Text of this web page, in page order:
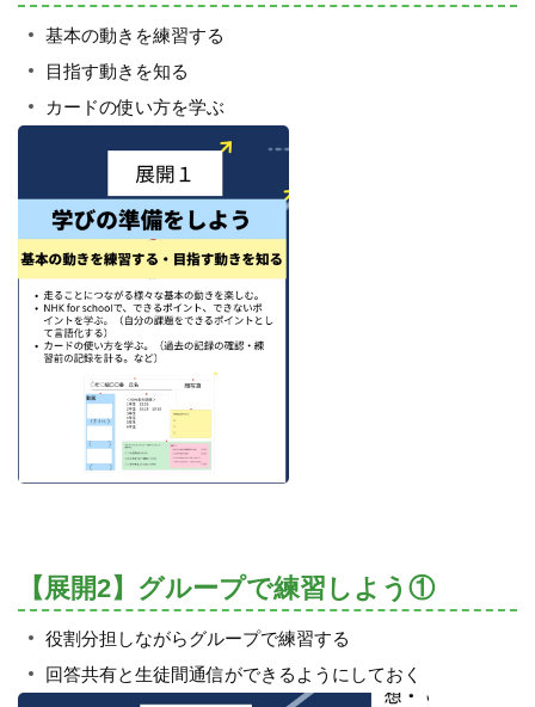
基本の動きを練習する
目指す動きを知る
カードの使い方を学ぶ
【展開2】グループで練習しよう①
役割分担しながらグループで練習する
回答共有と生徒間通信ができるようにしておく